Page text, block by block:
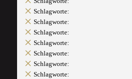
Schlagworte:
Schlagworte:
Schlagworte:
Schlagworte:
Schlagworte:
Schlagworte:
Schlagworte: